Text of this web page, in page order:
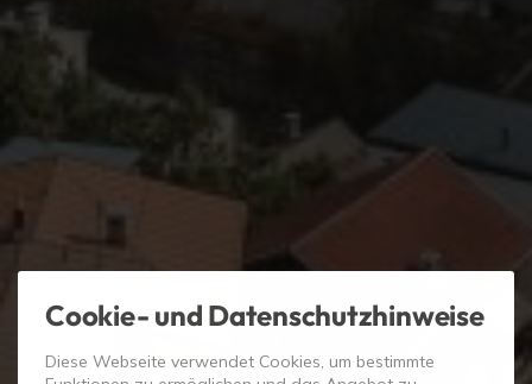
Cookie- und Datenschutzhinweise
Diese Webseite verwendet Cookies, um bestimmte